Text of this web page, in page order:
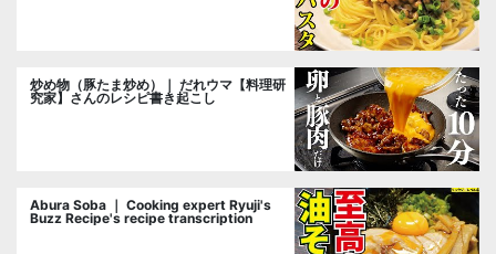
炒め物（豚たま炒め）｜ だれウマ【料理研
究家】さんのレシピ書き起こし
Abura Soba ｜ Cooking expert Ryuji's
Buzz Recipe's recipe transcription